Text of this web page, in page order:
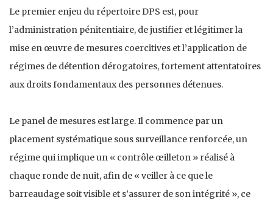
Le premier enjeu du répertoire DPS est, pour
l’administration pénitentiaire, de justifier et légitimer la
mise en œuvre de mesures coercitives et l’application de
régimes de détention dérogatoires, fortement attentatoires
aux droits fondamentaux des personnes détenues.
Le panel de mesures est large. Il commence par un
placement systématique sous surveillance renforcée, un
régime qui implique un « contrôle œilleton » réalisé à
chaque ronde de nuit, afin de « veiller à ce que le
barreaudage soit visible et s’assurer de son intégrité », ce